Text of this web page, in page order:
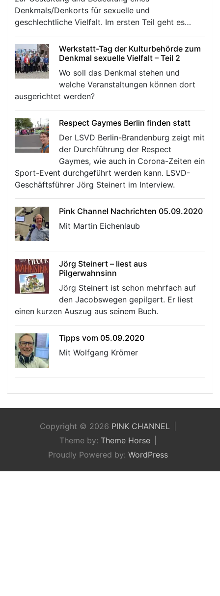
Denkmals/Denkorts für sexuelle und
geschlechtliche Vielfalt. Im ersten Teil geht es…
Werkstatt-Tag der Kulturbehörde zum
Denkmal sexuelle Vielfalt – Teil 2
Wo soll das Denkmal stehen und
welche Veranstaltungen können dort
ausgerichtet werden?
Respect Gaymes Berlin finden statt
Der LSVD Berlin-Brandenburg zeigt mit
der Durchführung der Respect
Gaymes, wie auch in Corona-Zeiten ein
Sport-Event durchgeführt werden kann. LSVD-
Geschäftsführer Jörg Steinert im Interview.
Pink Channel Nachrichten 05.09.2020
Mit Martin Eichenlaub
Jörg Steinert – liest aus
Pilgerwahnsinn
Jörg Steinert ist schon mehrfach auf
den Jacobswegen gepilgert. Er liest
einen kurzen Auszug aus seinem Buch.
Tipps vom 05.09.2020
Mit Wolfgang Krömer
Copyright © 2026 PINK CHANNEL
Theme by: Theme Horse
Proudly Powered by: WordPress